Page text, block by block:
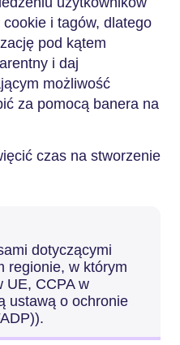
i tagów, dlatego
pod kątem
i daj
możliwość
za pomocą banera na
czas na stworzenie
dotyczącymi
regionie, w którym
UE, CCPA w
ustawą o ochronie